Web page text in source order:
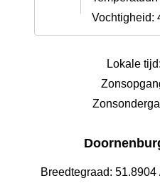
Vochtigheid:
Lokale tijd:
Breedtegraad: